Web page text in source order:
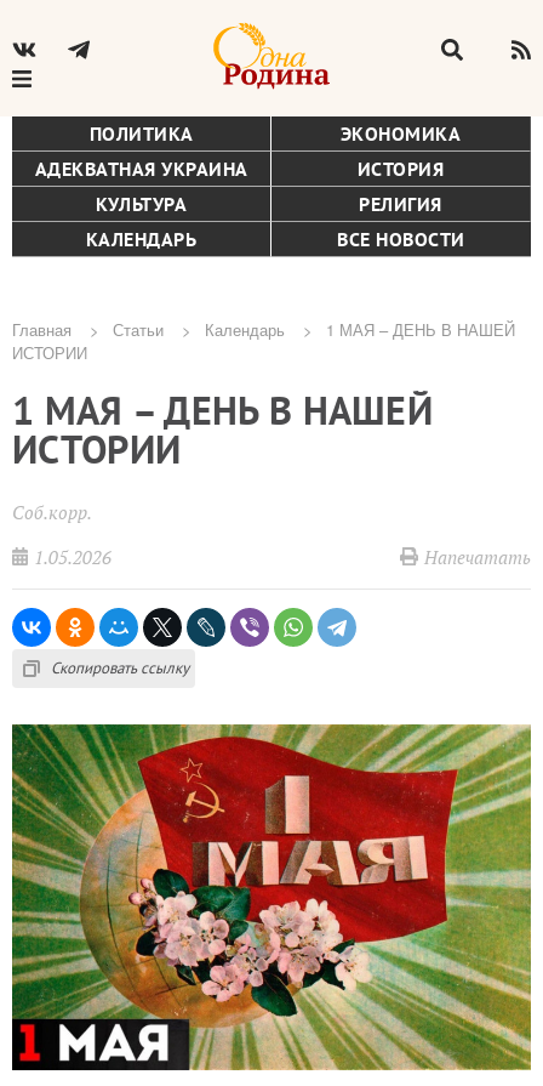
ПОЛИТИКА
ЭКОНОМИКА
АДЕКВАТНАЯ УКРАИНА
ИСТОРИЯ
КУЛЬТУРА
РЕЛИГИЯ
КАЛЕНДАРЬ
ВСЕ НОВОСТИ
Строка
навигации
Главная Статьи Календарь
1 МАЯ – ДЕНЬ В НАШЕЙ
ИСТОРИИ
1 МАЯ – ДЕНЬ В НАШЕЙ
ИСТОРИИ
Соб.корр.
1.05.2026
Напечатать
Скопировать ссылку